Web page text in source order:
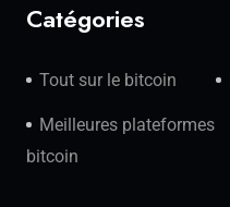
Catégories
Tout sur le bitcoin
Meilleures plateformes
bitcoin